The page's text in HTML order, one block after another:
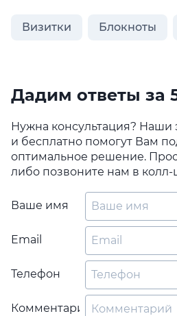
Визитки Блокноты
Дадим ответы за
Нужна консультация? Наши
и бесплатно помогут Вам
оптимальное решение.
либо позвоните нам в колл-
Ваше имя
Email
Телефон
Комментарий